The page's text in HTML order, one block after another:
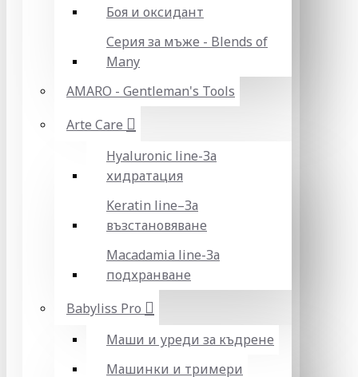
Боя и оксидант
Серия за мъже - Blends of
Many
AMARO - Gentleman's Tools
Arte Care
Hyaluronic line-За
хидратация
Keratin line–За
възстановяване
Macadamia line-За
подхранване
Babyliss Pro
Маши и уреди за къдрене
Машинки и тримери